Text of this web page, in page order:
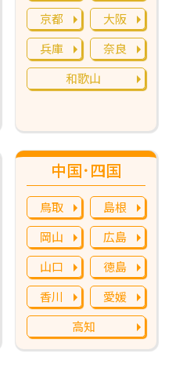
中国･四国
鳥取
島根
岡山
広島
山口
徳島
香川
愛媛
高知
京都
大阪
兵庫
奈良
和歌山